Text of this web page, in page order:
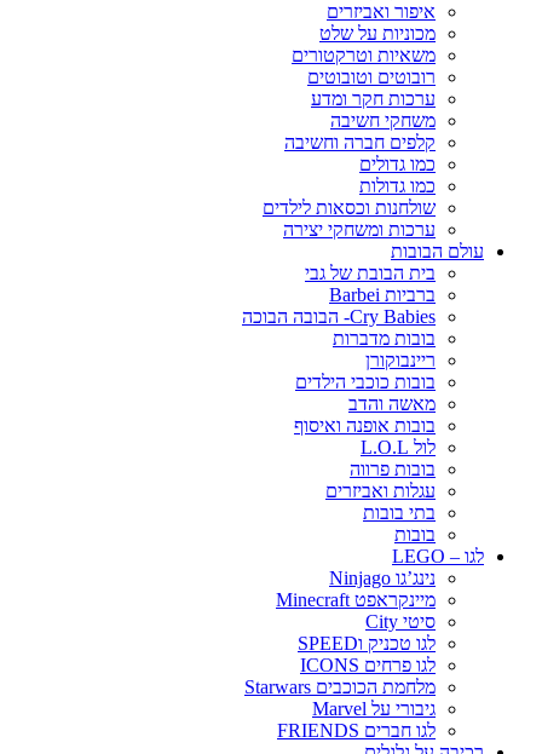
איפור ואביזרים
מכוניות על שלט
משאיות וטרקטורים
רובוטים וטובוטים
ערכות חקר ומדע
משחקי חשיבה
קלפים חברה וחשיבה
כמו גדולים
כמו גדולות
שולחנות וכסאות לילדים
ערכות ומשחקי יצירה
עולם הבובות
בית הבובת של גבי
ברביות Barbei
Cry Babies- הבובה הבוכה
בובות מדברות
ריינבוקורן
בובות כוכבי הילדים
מאשה והדב
בובות אופנה ואיסוף
לול L.O.L
בובות פרווה
עגלות ואביזרים
בתי בובות
בובות
לגו – LEGO
נינג’גו Ninjago
מיינקראפט Minecraft
סיטי City
לגו טכניק וSPEED
לגו פרחים ICONS
מלחמת הכוכבים Starwars
גיבורי על Marvel
לגו חברים FRIENDS